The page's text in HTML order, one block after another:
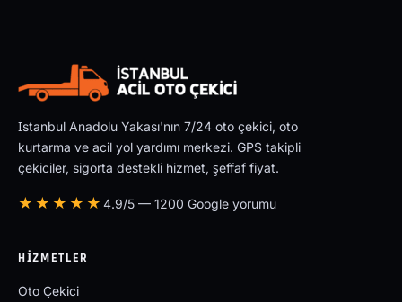
İstanbul Anadolu Yakası'nın 7/24 oto çekici, oto
kurtarma ve acil yol yardımı merkezi. GPS takipli
çekiciler, sigorta destekli hizmet, şeffaf fiyat.
★★★★★ 4.9/5 — 1200 Google yorumu
HIZMETLER
Oto Çekici